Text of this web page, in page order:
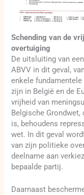
Schending van de
overtuiging
De uitsluiting van
ABVV in dit geval,
enkele
zijn in België en de
vrijheid van
Belgische
is, behoudens
wet. In dit geval
van zijn politieke
deelname aan
bepaalde partij.
Daarnaast